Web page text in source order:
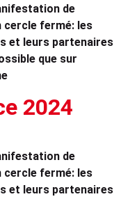
de
cercle fermé: les
et leurs partenaires
que sur
2024
de
cercle fermé: les
et leurs partenaires